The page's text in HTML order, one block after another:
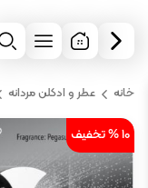
خانه عطر و ادکلن مردانه
10 % تخفیف